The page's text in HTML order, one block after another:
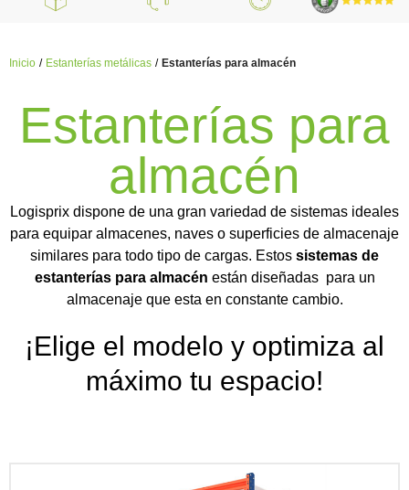
Inicio Estanterías metálicas Estanterías para almacén
Estanterías para
almacén
Logisprix dispone de una gran variedad de sistemas ideales
para equipar almacenes, naves o superficies de almacenaje
similares para todo tipo de cargas. Estos sistemas de
estanterías para almacén están diseñadas para un
almacenaje que esta en constante cambio.
¡Elige el modelo y optimiza al
máximo tu espacio!